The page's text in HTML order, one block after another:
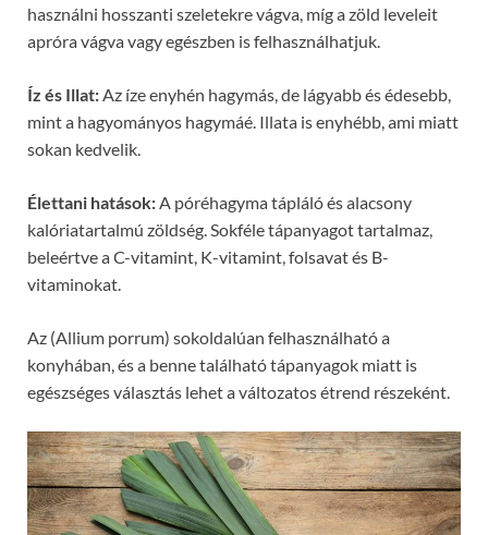
használni hosszanti szeletekre vágva, míg a zöld leveleit
apróra vágva vagy egészben is felhasználhatjuk.
Íz és Illat: Az íze enyhén hagymás, de lágyabb és édesebb,
mint a hagyományos hagymáé. Illata is enyhébb, ami miatt
sokan kedvelik.
Élettani hatások: A póréhagyma tápláló és alacsony
kalóriatartalmú zöldség. Sokféle tápanyagot tartalmaz,
beleértve a C-vitamint, K-vitamint, folsavat és B-
vitaminokat.
Az (Allium porrum) sokoldalúan felhasználható a
konyhában, és a benne található tápanyagok miatt is
egészséges választás lehet a változatos étrend részeként.